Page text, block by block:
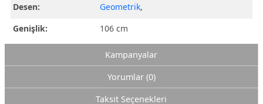
Desen:
Geometrik,
Genişlik:
106 cm
Kampanyalar
Yorumlar (0)
Taksit Seçenekleri